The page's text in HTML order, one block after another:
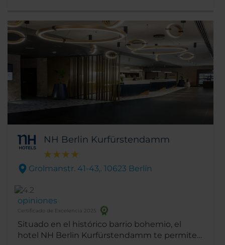
recorrido turístico
NH Berlin Kurfürstendamm
Grolmanstr. 41-43,. 10623 Berlín
opiniones
Certificado de Excelencia 2025
Situado en el histórico barrio bohemio, el
hotel NH Berlin Kurfürstendamm te permite